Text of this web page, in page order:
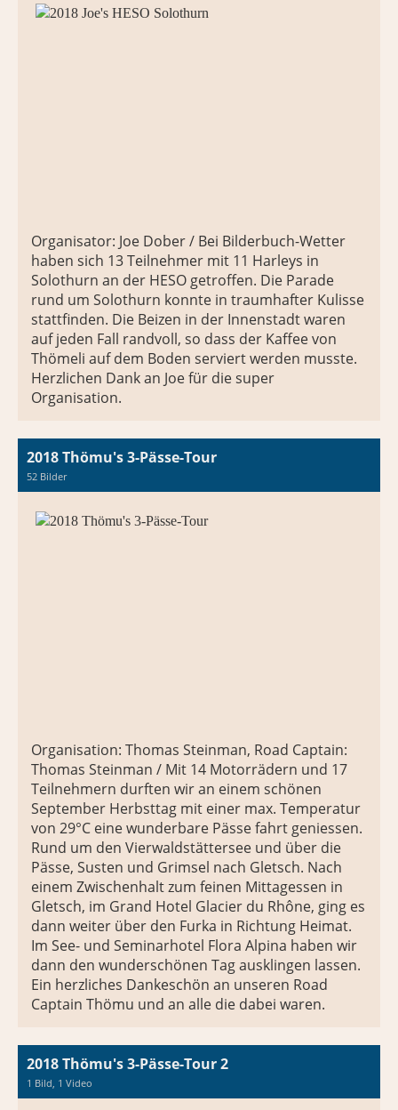
Organisator: Joe Dober / Bei Bilderbuch-Wetter
haben sich 13 Teilnehmer mit 11 Harleys in
Solothurn an der HESO getroffen. Die Parade
rund um Solothurn konnte in traumhafter Kulisse
stattfinden. Die Beizen in der Innenstadt waren
auf jeden Fall randvoll, so dass der Kaffee von
Thömeli auf dem Boden serviert werden musste.
Herzlichen Dank an Joe für die super
Organisation.
2018 Thömu's 3-Pässe-Tour
52 Bilder
Organisation: Thomas Steinman, Road Captain:
Thomas Steinman / Mit 14 Motorrädern und 17
Teilnehmern durften wir an einem schönen
September Herbsttag mit einer max. Temperatur
von 29°C eine wunderbare Pässe fahrt geniessen.
Rund um den Vierwaldstättersee und über die
Pässe, Susten und Grimsel nach Gletsch. Nach
einem Zwischenhalt zum feinen Mittagessen in
Gletsch, im Grand Hotel Glacier du Rhône, ging es
dann weiter über den Furka in Richtung Heimat.
Im See- und Seminarhotel Flora Alpina haben wir
dann den wunderschönen Tag ausklingen lassen.
Ein herzliches Dankeschön an unseren Road
Captain Thömu und an alle die dabei waren.
2018 Thömu's 3-Pässe-Tour 2
1 Bild, 1 Video